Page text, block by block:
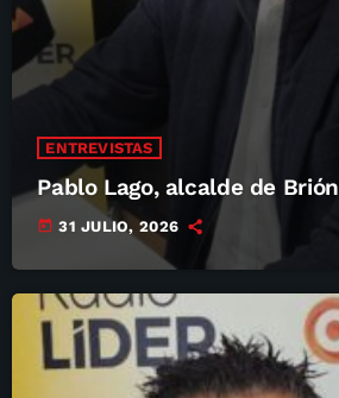
ENTREVISTAS
Pablo Lago, alcalde de Brión
today 31 JULIO, 2026